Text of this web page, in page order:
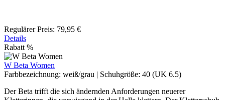
Regulärer Preis: 79,95 €
Details
Rabatt %
W Beta Women
Farbbezeichnung: weiß/grau | Schuhgröße: 40 (UK 6.5)
Der Beta ​trifft die sich ändernden Anforderungen neuerer